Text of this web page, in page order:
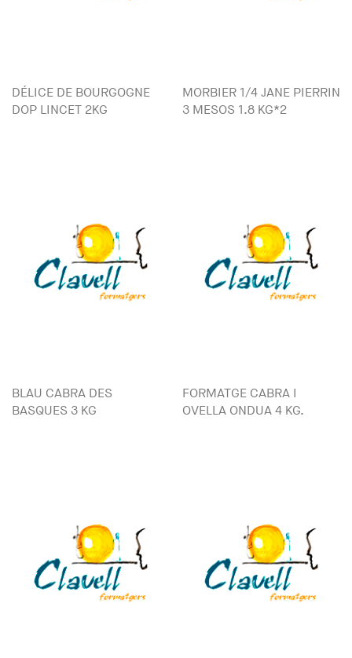
DÉLICE DE BOURGOGNE
DOP LINCET 2KG
MORBIER 1/4 JANE PIERRIN
3 MESOS 1.8 KG*2
BLAU CABRA DES
BASQUES 3 KG
FORMATGE CABRA I
OVELLA ONDUA 4 KG.